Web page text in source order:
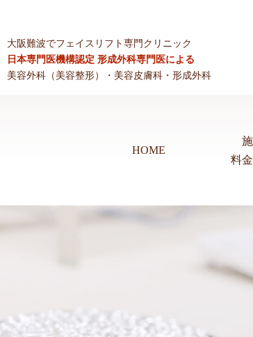
大阪難波でフェイスリフト専門クリニック
日本専門医機構認定 形成外科専門医による
美容外科（美容整形）・美容皮膚科・形成外科
HOME
料